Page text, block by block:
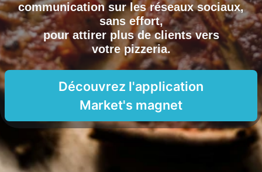
communication sur les réseaux sociaux,
sans effort,
pour attirer plus de clients vers
votre pizzeria.
Découvrez l'application
Market's magnet